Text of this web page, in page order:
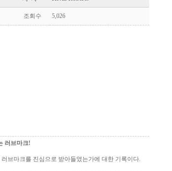
조회수 5,026
러브마크!
브마크를 진심으로 받아들였는가에 대한 기록이다.